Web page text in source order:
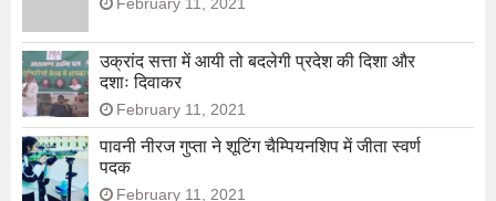
उक्रांद सत्ता में आयी तो बदलेगी प्रदेश की दिशा और
दशाः दिवाकर
February 11, 2021
पावनी नीरज गुप्ता ने शूटिंग चैम्पियनशिप में जीता स्वर्ण
पदक
February 11, 2021